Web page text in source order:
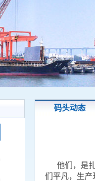
码头动态
他们，是扎
们平凡，生产